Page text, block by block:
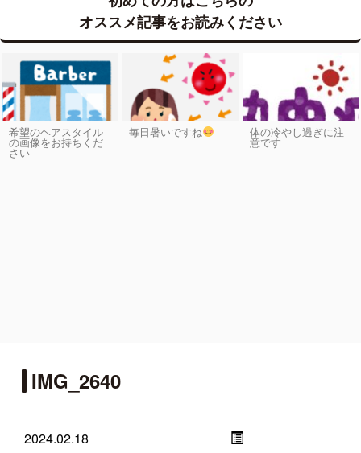
オススメ記事をお読みください
希望のヘアスタイル
の画像をお持ちくだ
さい
毎日暑いですね 体の冷やし過ぎに注
意です
IMG_2640
2024.02.18